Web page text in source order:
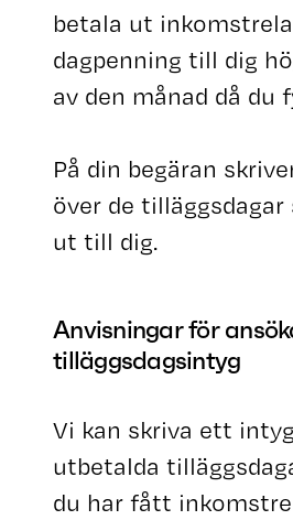
betala ut
dagpenning till dig
av den månad då du
På din begäran
över de
ut till dig.
Anvisningar för
tilläggsdagsintyg
Vi kan skriva ett
utbetalda
du har fått